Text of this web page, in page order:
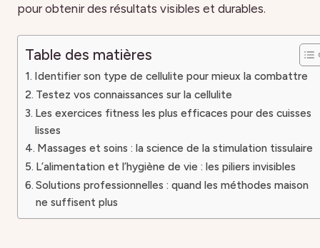
pour obtenir des résultats visibles et durables.
Table des matières
Identifier son type de cellulite pour mieux la combattre
Testez vos connaissances sur la cellulite
Les exercices fitness les plus efficaces pour des cuisses
lisses
Massages et soins : la science de la stimulation tissulaire
L’alimentation et l’hygiène de vie : les piliers invisibles
Solutions professionnelles : quand les méthodes maison
ne suffisent plus